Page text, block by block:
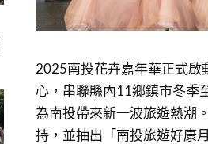
2025南投花卉嘉年華正式啟
心，串聯縣內11鄉鎮市冬季
為南投帶來新一波旅遊熱潮
持，並抽出「南投旅遊好康